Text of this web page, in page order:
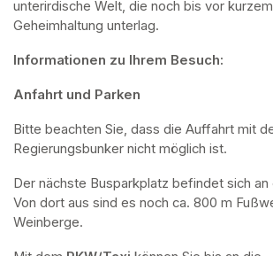
unterirdische Welt, die noch bis vor
Geheimhaltung unterlag.
Informationen zu Ihrem Besuch:
Anfahrt und Parken
Bitte beachten Sie, dass die Auffahrt mit
Regierungsbunker nicht möglich ist.
Der nächste Busparkplatz befindet sich an
Von dort aus sind es noch ca. 800 m
Weinberge.